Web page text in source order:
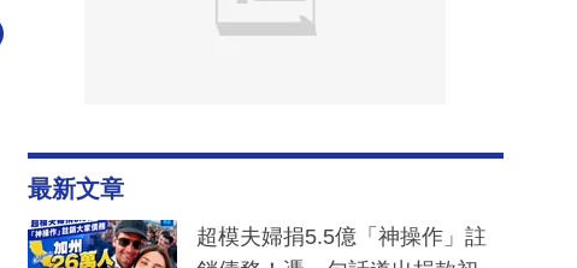
最新文章
超模夫婦捐5.5億「神操作」註